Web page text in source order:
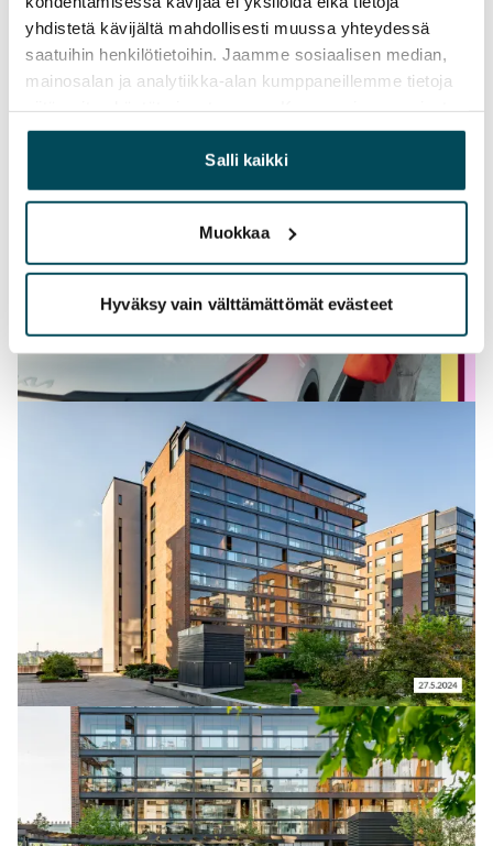
yhdistetä kävijältä mahdollisesti muussa yhteydessä
saatuihin henkilötietoihin. Jaamme sosiaalisen median,
mainosalan ja analytiikka-alan kumppaneillemme tietoja
yhdistää näitä tietoja muihin tietoihin, joita olet antanut
heille tai joita on kerätty, kun olet käyttänyt heidän
palvelujaan.
Salli kaikki
Muokkaa
Hyväksy vain välttämättömät evästeet